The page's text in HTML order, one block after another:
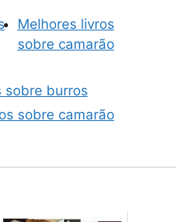
Melhores livros
sobre camarão
sobre burros
sobre camarão